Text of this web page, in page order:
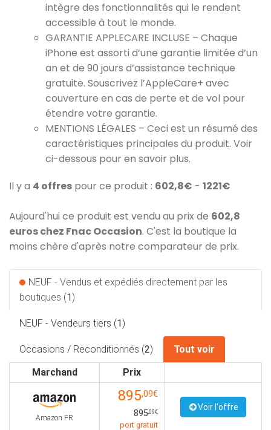
intègre des fonctionnalités qui le rendent
accessible à tout le monde.
GARANTIE APPLECARE INCLUSE – Chaque
iPhone est assorti d’une garantie limitée d’un
an et de 90 jours d’assistance technique
gratuite. Souscrivez l’AppleCare+ avec
couverture en cas de perte et de vol pour
étendre votre garantie.
MENTIONS LÉGALES – Ceci est un résumé des
caractéristiques principales du produit. Voir
ci-dessous pour en savoir plus.
Il y a 4 offres pour ce produit : 602,8€ - 1221€
Aujourd'hui ce produit est vendu au prix de 602,8
euros chez Fnac Occasion. C'est la boutique la
moins chère d'après notre comparateur de prix.
NEUF - Vendus et expédiés directement par les
boutiques (1)
NEUF - Vendeurs tiers (1)
Occasions / Reconditionnés (2)
Tout voir
Marchand
Prix
Amazon FR
895,09€
895,09€
port gratuit
Voir l'offre